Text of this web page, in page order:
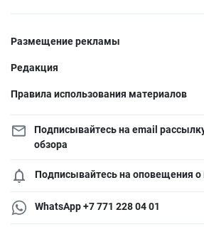
Размещение рекламы
Редакция
Правила использования материалов
Подписывайтесь на email
обзора
Подписывайтесь на оповещения
WhatsApp +7 771 228 04 01